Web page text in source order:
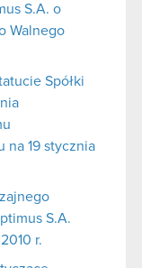
S.A. o
Walnego
Spółki
na 19 stycznia
S.A.
r.